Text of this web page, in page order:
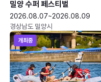
밀양 수퍼 페스티벌
2026.08.07~2026.08.09
경상남도 밀양시
개최중